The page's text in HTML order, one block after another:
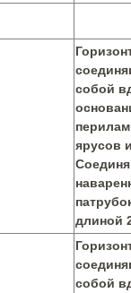
собой
ярусов
длиной
собой